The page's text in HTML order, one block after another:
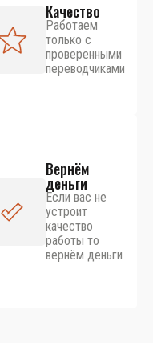
Качество
Работаем
только с
проверенными
переводчиками
Вернём
деньги
Если вас не
устроит
качество
работы то
вернём деньги